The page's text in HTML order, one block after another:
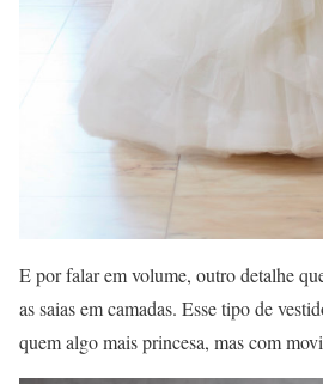
E por falar em volume, outro detalhe
as saias em camadas. Esse tipo de
quem algo mais princesa, mas com